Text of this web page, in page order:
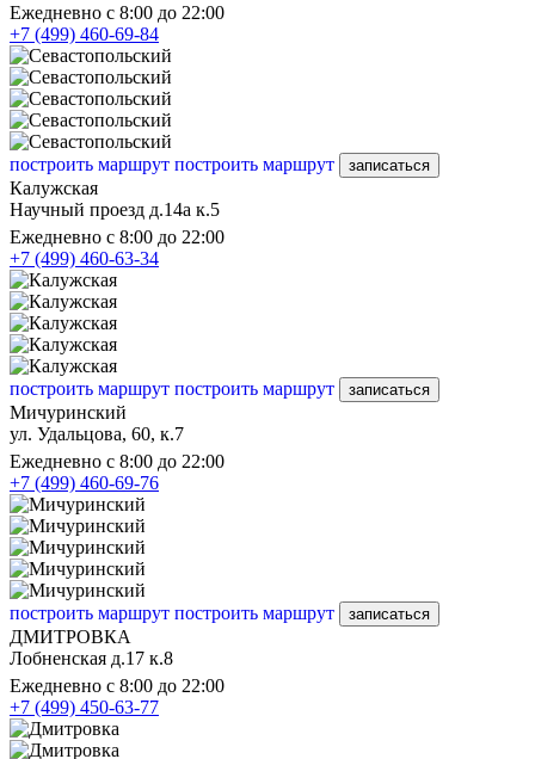
Ежедневно с 8:00 до 22:00
+7 (499) 460-69-84
построить маршрут построить маршрут записаться
Калужская
Научный проезд д.14а к.5
Ежедневно с 8:00 до 22:00
+7 (499) 460-63-34
построить маршрут построить маршрут записаться
Мичуринский
ул. Удальцова, 60, к.7
Ежедневно с 8:00 до 22:00
+7 (499) 460-69-76
построить маршрут построить маршрут записаться
ДМИТРОВКА
Лобненская д.17 к.8
Ежедневно с 8:00 до 22:00
+7 (499) 450-63-77